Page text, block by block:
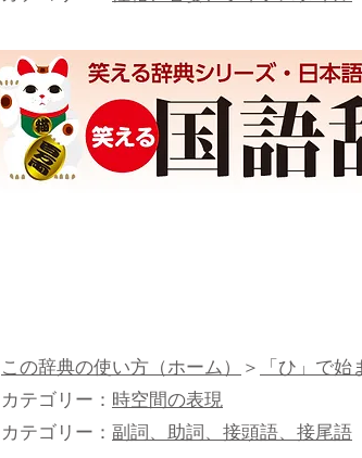
この辞典の使い方（ホーム）＞「ひ」で始
​カテゴリー： 時空間の表現
カテゴリー： 副詞、助詞、接頭語、接尾語